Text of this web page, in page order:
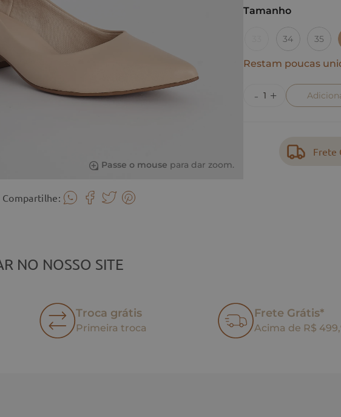
Passe o mouse para dar zoom.
Compartilhe:
Tamanho
34 35
Restam poucas
Frete
NO NOSSO SITE
Troca grátis
Primeira troca
Frete Grátis*
Acima de R$